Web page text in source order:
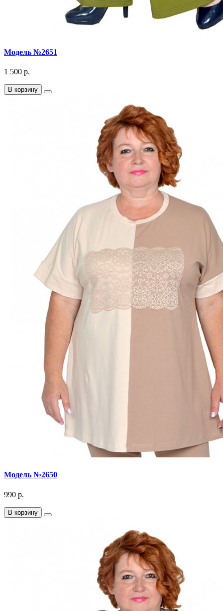
Модель №2651
1 500 р.
В корзину
Модель №2650
990 р.
В корзину